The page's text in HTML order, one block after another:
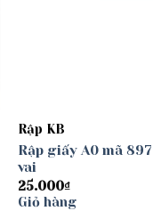
Rập KB
Rập giấy A0 mã
vai
25.000₫
Giỏ hàng